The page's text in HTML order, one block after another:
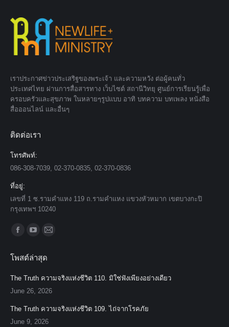
เราประกาศข่าวประเสริฐของพระเจ้า และความหวัง ต่อผู้คนทั่ว
ประเทศไทย ผ่านการสื่อสารทาง เว็บไซต์ สถานีวิทยุ ศูนย์การเรียนรู้เพื่อ
ครอบครัวและสุขภาพ ในหลายๆรูปแบบ อาทิ บทความ บทเพลง หนังสือ
สื่อออนไลน์ และอื่นๆ
ติดต่อเรา
โทรศัพท์:
086-308-7039, 02-370-0835, 02-370-0836
ที่อยู่:
เลขที่ 1 ซ.รามคำแหง 119 ถ.รามคำแหง แขวงหัวหมาก เขตบางกะปิ
กรุงเทพฯ 10240
Find us on:
opens
in
new
opens
in
new
in
new
โพสต์ล่าสุด
The Truth ความจริงแห่งชีวิต 110. มิใช่ฟังเพียงอย่างเดียว
June 26, 2026
The Truth ความจริงแห่งชีวิต 109. ไถ่จากโรคภัย
June 9, 2026